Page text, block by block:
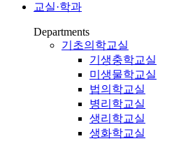
교실·학과
Departments
기초의학교실
기생충학교실
미생물학교실
법의학교실
병리학교실
생리학교실
생화학교실